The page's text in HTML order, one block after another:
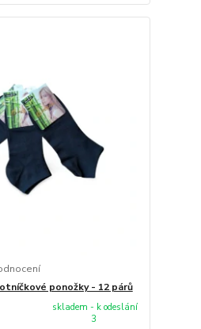
ponožky - 12 párů
skladem - k odeslání
3